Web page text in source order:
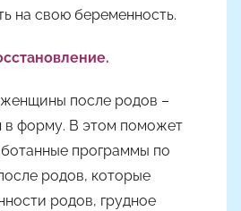
на свою беременность.
после родов –
в форму. В этом поможет
программы по
родов, которые
родов, грудное